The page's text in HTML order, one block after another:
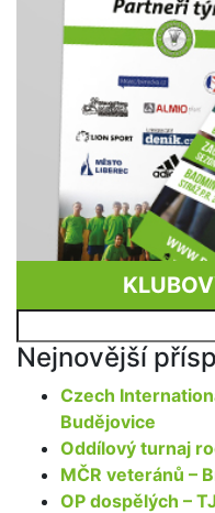
for:
Nejnovější
Czech
Budějovice
Oddílový turnaj
MČR veteránů –
OP dospělých –